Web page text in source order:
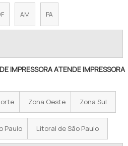
AM PA
IMPRESSORA ATENDE IMPRESSORA
Zona Oeste Zona Sul
Paulo Litoral de São Paulo